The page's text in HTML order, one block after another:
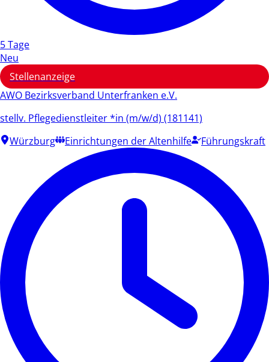
5 Tage
Neu
Stellenanzeige
AWO Bezirksverband Unterfranken e.V.
stellv. Pflegedienstleiter *in (m/w/d) (181141)
Würzburg
Einrichtungen der Altenhilfe Führungskraft